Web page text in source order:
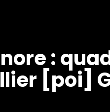
:
[poi]